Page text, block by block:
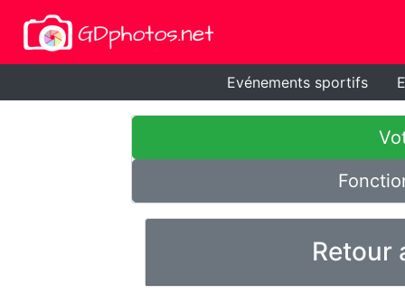
Evénements sportifs
Retour